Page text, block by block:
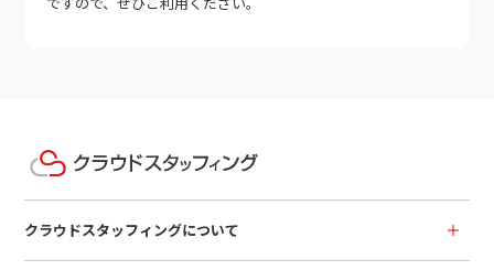
クラウドスタッフィングについて